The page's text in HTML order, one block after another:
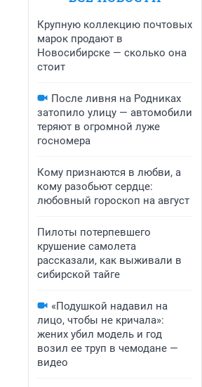
Крупную коллекцию почтовых
марок продают в
Новосибирске — сколько она
стоит
После ливня на Родниках
затопило улицу — автомобили
теряют в огромной луже
госномера
Кому признаются в любви, а
кому разобьют сердце:
любовный гороскоп на август
Пилоты потерпевшего
крушение самолета
рассказали, как выживали в
сибирской тайге
«Подушкой надавил на
лицо, чтобы не кричала»:
жених убил модель и год
возил ее труп в чемодане —
видео